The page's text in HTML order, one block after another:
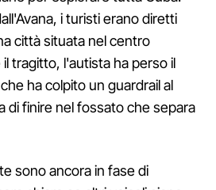
i turisti erano diretti
città situata nel centro
tragitto, l'autista ha perso il
ha colpito un guardrail al
di finire nel fossato che separa
sono ancora in fase di